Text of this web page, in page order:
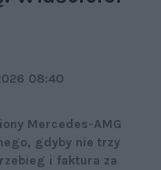
08:40
Mercedes-AMG
gdyby nie trzy
i faktura za